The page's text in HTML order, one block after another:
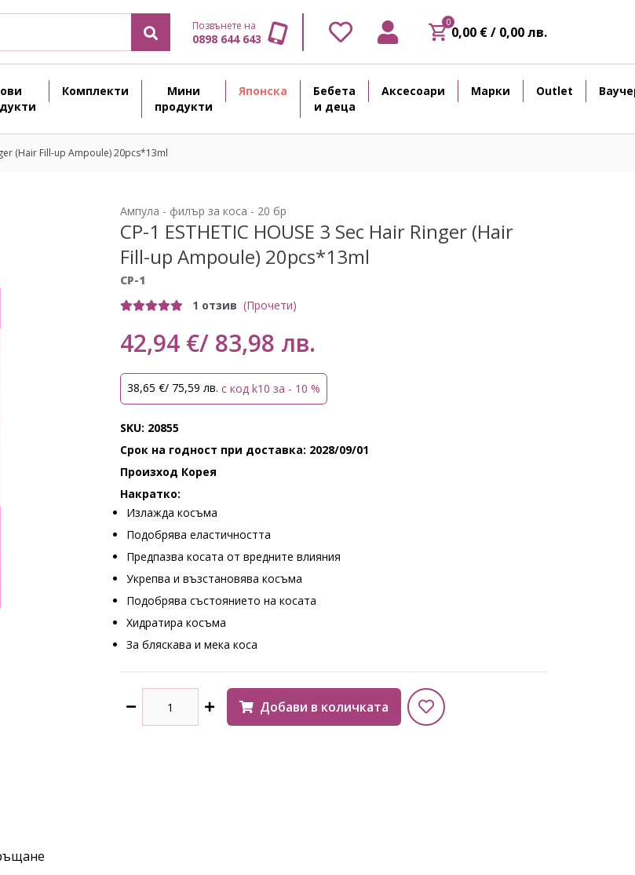
Позвънете на
0898 644 643
0
0,00 € / 0,00 лв.
Комплекти
Мини
продукти
Японска
Бебета
и деца
Аксесоари Марки Outlet
(Hair Fill-up Ampoule) 20pcs*13ml
Ампула - филър за коса - 20 бр
CP-1 ESTHETIC HOUSE 3 Sec Hair Ringer (Hair
Fill-up Ampoule) 20pcs*13ml
CP-1
1 отзив (Прочети)
42,94 €/ 83,98 лв.
38,65 €/ 75,59 лв. с код k10 за - 10 %
SKU: 20855
Срок на годност при доставка: 2028/09/01
Произход Корея
Накратко:
Излажда косъма
Подобрява еластичността
Предпазва косата от вредните влияния
Укрепва и възстановява косъма
Подобрява състоянието на косата
Хидратира косъма
За бляскава и мека коса
Добави в количката